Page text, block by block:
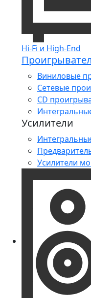
Hi-Fi и High-End
Виниловые
Сетевые
CD
Усилители
Усилители